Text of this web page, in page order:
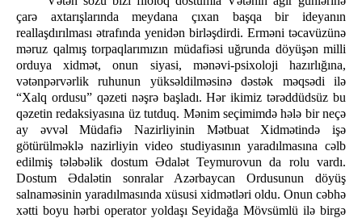
çarə axtarışlarında meydana çıxan başqa bir ideyanın
reallaşdırılması ətrafında yenidən birləşdirdi. Erməni təcavüzünə
məruz qalmış torpaqlarımızın müdafiəsi uğrunda döyüşən milli
orduya xidmət, onun siyasi, mənəvi-psixoloji hazırlığına,
vətənpərvərlik ruhunun yüksəldilməsinə dəstək məqsədi ilə
“Xalq ordusu” qəzeti nəşrə başladı. Hər ikimiz tərəddüdsüz bu
qəzetin redaksiyasına üz tutduq. Mənim seçimimdə hələ bir neçə
ay əvvəl Müdafiə Nazirliyinin Mətbuat Xidmətində işə
götürülməklə nazirliyin video studiyasının yaradılmasına cəlb
edilmiş tələbəlik dostum Ədalət Teymurovun da rolu vardı.
Dostum Ədalətin sonralar Azərbaycan Ordusunun döyüş
salnaməsinin yaradılmasında xüsusi xidmətləri oldu. Onun cəbhə
xətti boyu hərbi operator yoldaşı Seyidağa Mövsümlü ilə birgə